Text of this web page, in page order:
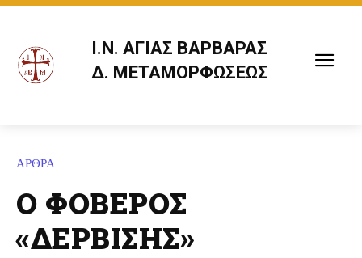
Ι.Ν. ΑΓΙΑΣ ΒΑΡΒΑΡΑΣ
Δ. ΜΕΤΑΜΟΡΦΩΣΕΩΣ
ΑΡΘΡΑ
Ο ΦΟΒΕΡΟΣ
«ΔΕΡΒΙΣΗΣ»